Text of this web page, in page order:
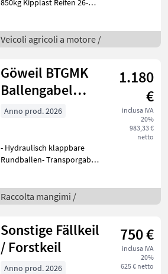
850kg Kipplast Reifen 26-12,
Hydraulischer
Schnellwechsler 1
Parallelhub
Veicoli agricoli a motore /
Göweil BTGMK
Ballengabel
klappbar
1.180
€
inclusa IVA
20%
983,33 €
netto
Anno prod. 2026
- Hydraulisch klappbare
Rundballen- Transporgabel
1, 80 m Optional -
Hydraulisch verstellbar Für
Raccolta mangimi /
Sonstige Fällkeil
/ Forstkeil
750 €
inclusa IVA
20%
625 € netto
Anno prod. 2026